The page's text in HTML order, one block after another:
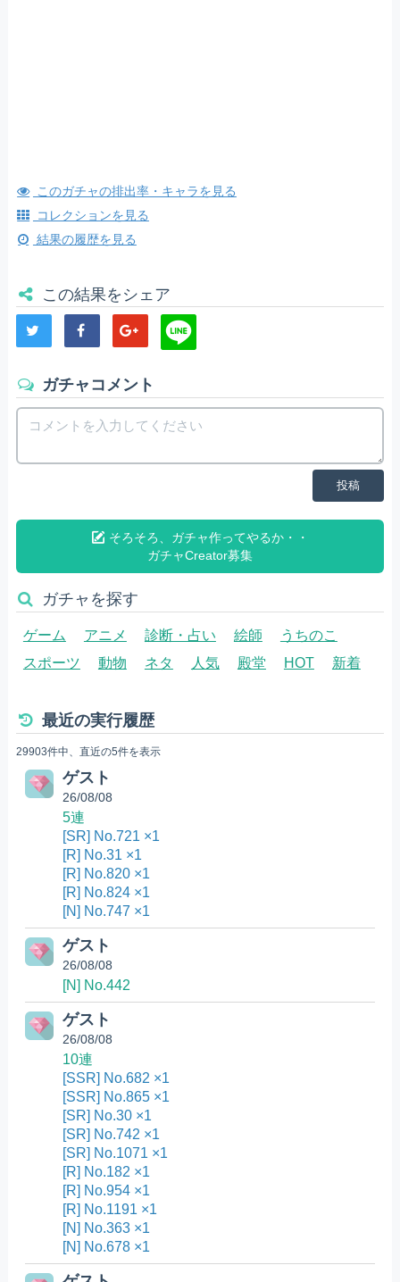
このガチャの排出率・キャラを見る
コレクションを見る
結果の履歴を見る
この結果をシェア
ガチャコメント
投稿
そろそろ、ガチャ作ってやるか・・
ガチャCreator募集
ガチャを探す
ゲーム アニメ 診断・占い 絵師
うちのこ
スポーツ
動物 ネタ 人気 殿堂 HOT 新着
最近の実行履歴
29903件中、直近の5件を表示
ゲスト
26/08/08
5連
[SR] No.721 ×1
[R] No.31 ×1
[R] No.820 ×1
[R] No.824 ×1
[N] No.747 ×1
ゲスト
26/08/08
[N] No.442
ゲスト
26/08/08
10連
[SSR] No.682 ×1
[SSR] No.865 ×1
[SR] No.30 ×1
[SR] No.742 ×1
[SR] No.1071 ×1
[R] No.182 ×1
[R] No.954 ×1
[R] No.1191 ×1
[N] No.363 ×1
[N] No.678 ×1